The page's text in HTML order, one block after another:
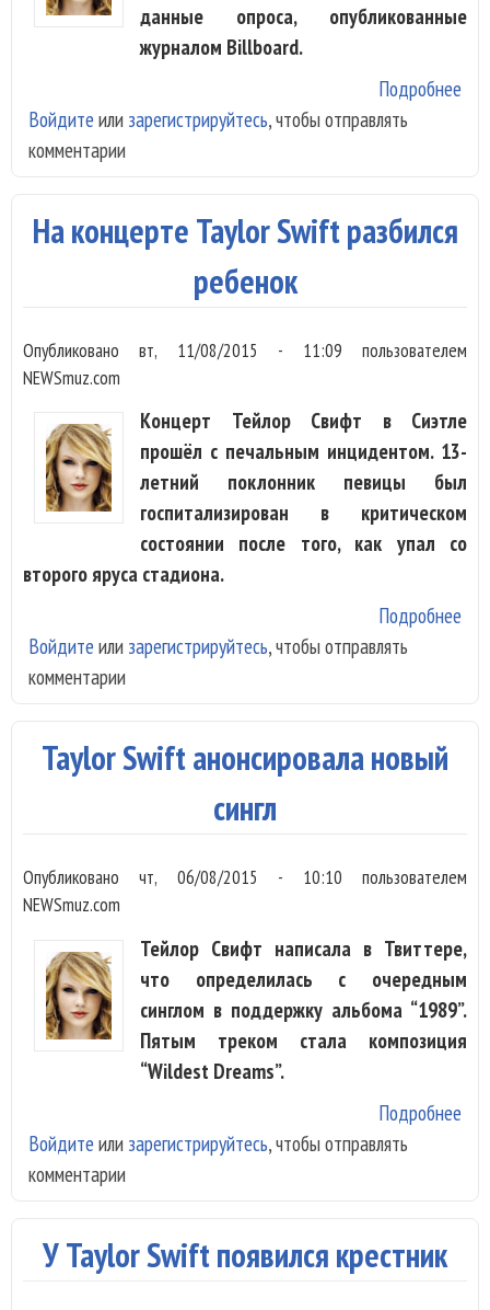
данные опроса, опубликованные
журналом Billboard.
Подробнее
Войдите или зарегистрируйтесь, чтобы отправлять
комментарии
На концерте Taylor Swift разбился
ребенок
Опубликовановт, 11/08/2015 - 11:09 пользователем
NEWSmuz.com
Концерт Тейлор Свифт в Сиэтле
прошёл с печальным инцидентом. 13-
летний поклонник певицы был
госпитализирован в критическом
состоянии после того, как упал со
второго яруса стадиона.
Подробнее
Войдите или зарегистрируйтесь, чтобы отправлять
комментарии
Taylor Swift анонсировала новый
сингл
Опубликованочт, 06/08/2015 - 10:10 пользователем
NEWSmuz.com
Тейлор Свифт написала в Твиттере,
что определилась с очередным
синглом в поддержку альбома “1989”.
Пятым треком стала композиция
“Wildest Dreams”.
Подробнее
Войдите или зарегистрируйтесь, чтобы отправлять
комментарии
У Taylor Swift появился крестник